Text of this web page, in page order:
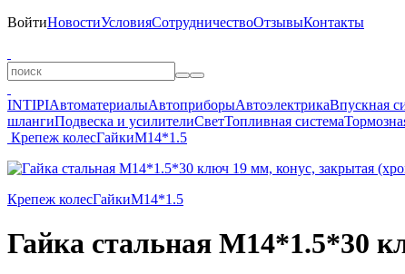
ВойтиНовостиУсловияСотрудничествоОтзывыКонтакты
INTIPIАвтоматериалыАвтоприборыАвтоэлектрикаВпускная
шлангиПодвеска и усилителиСветТопливная система
Крепеж колесГайкиM14*1.5
Крепеж колесГайкиM14*1.5
Гайка стальная M14*1.5*30